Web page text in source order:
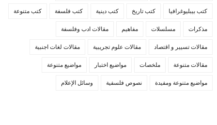
كتب بيبليوغرافيا كتب تاريخ كتب دينية كتب فلسفة كتب متنوعة
مذكرات مسلسلات مفاهيم مقالات ادب وفلسفة
مقالات تسيير و اقتصاد مقالات علوم تجريبية مقالات لغات اجنبية
مقالات متنوعة ملخصات مواضيع اختبار مواضيع متنوعة
مواضيع متنوعة ومفيدة نصوص فلسفية وسائل الإعلام